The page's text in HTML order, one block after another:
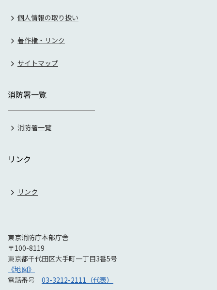
個人情報の取り扱い
著作権・リンク
サイトマップ
消防署一覧
消防署一覧
リンク
リンク
東京消防庁本部庁舎
〒100-8119
東京都千代田区大手町一丁目3番5号
《地図》
電話番号 03-3212-2111（代表）